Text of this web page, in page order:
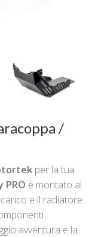
/
per la tua
PRO è montato al
e il radiatore
avventura e la